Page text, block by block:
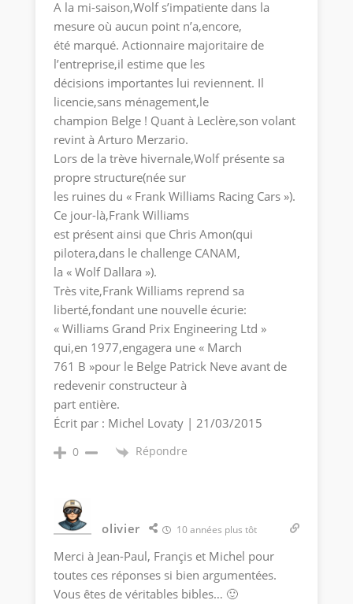
A la mi-saison,Wolf s’impatiente dans la
mesure où aucun point n’a,encore,
été marqué. Actionnaire majoritaire de
l’entreprise,il estime que les
décisions importantes lui reviennent. Il
licencie,sans ménagement,le
champion Belge ! Quant à Leclère,son volant
revint à Arturo Merzario.
Lors de la trève hivernale,Wolf présente sa
propre structure(née sur
les ruines du « Frank Williams Racing Cars »).
Ce jour-là,Frank Williams
est présent ainsi que Chris Amon(qui
pilotera,dans le challenge CANAM,
la « Wolf Dallara »).
Très vite,Frank Williams reprend sa
liberté,fondant une nouvelle écurie:
« Williams Grand Prix Engineering Ltd »
qui,en 1977,engagera une « March
761 B »pour le Belge Patrick Neve avant de
redevenir constructeur à
part entière.
Écrit par : Michel Lovaty | 21/03/2015
0 Répondre
olivier 10 années plus tôt
Merci à Jean-Paul, Françis et Michel pour
toutes ces réponses si bien argumentées.
Vous êtes de véritables bibles… 🙂